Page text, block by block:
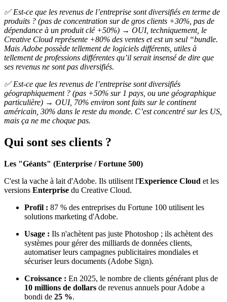
✅ Est-ce que les revenus de l’entreprise sont diversifiés en terme de
produits ? (pas de concentration sur de gros clients +30%, pas de
dépendance à un produit clé +50%) → OUI, techniquement, le
Creative Cloud représente +80% des ventes et est un seul “bundle.
Mais Adobe possède tellement de logiciels différents, utiles à
tellement de professions différentes qu’il serait insensé de dire que
ses revenus ne sont pas diversifiés.
✅ Est-ce que les revenus de l’entreprise sont diversifiés
géographiquement ? (pas +50% sur 1 pays, ou une géographique
particulière) → OUI, 70% environ sont faits sur le continent
américain, 30% dans le reste du monde. C’est concentré sur les US,
mais ça ne me choque pas.
Qui sont ses clients ?
Les "Géants" (Enterprise / Fortune 500)
C'est la vache à lait d'Adobe. Ils utilisent l'Experience Cloud et les
versions Enterprise du Creative Cloud.
Profil : 87 % des entreprises du Fortune 100 utilisent les
solutions marketing d'Adobe.
Usage : Ils n'achètent pas juste Photoshop ; ils achètent des
systèmes pour gérer des milliards de données clients,
automatiser leurs campagnes publicitaires mondiales et
sécuriser leurs documents (Adobe Sign).
Croissance : En 2025, le nombre de clients générant plus de
10 millions de dollars de revenus annuels pour Adobe a
bondi de 25 %.